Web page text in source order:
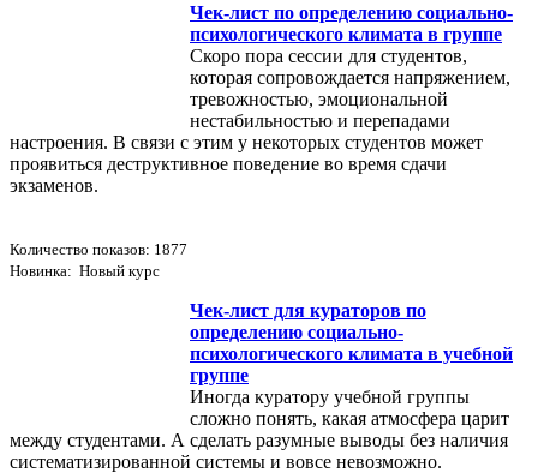
Чек-лист по определению социально-
психологического климата в группе
Скоро пора сессии для студентов,
которая сопровождается напряжением,
тревожностью, эмоциональной
нестабильностью и перепадами
настроения. В связи с этим у некоторых студентов может
проявиться деструктивное поведение во время сдачи
экзаменов.
Количество показов: 1877
Новинка: Новый курс
Чек-лист для кураторов по
определению социально-
психологического климата в учебной
группе
Иногда куратору учебной группы
сложно понять, какая атмосфера царит
между студентами. А сделать разумные выводы без наличия
систематизированной системы и вовсе невозможно.